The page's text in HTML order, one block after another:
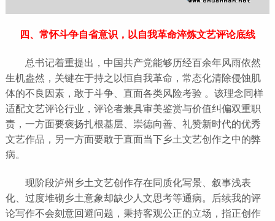
四、常怀斗争自省意识，以自我革命淬炼文艺评论底线
总书记着重提出，中国共产党能够历经百余年风雨依然
生机盎然，关键在于持之以恒自我革命，常态化清除侵蚀肌
体的不良因素，敢于斗争、直面各类风险考验 。该理念同样
适配文艺评论行业，评论者兼具审美鉴赏与价值纠偏双重职
责，一方面要褒扬扎根基层、崇德向善、礼赞新时代的优秀
文艺作品，另一方面要敢于直面当下乡土文艺创作之中的弊
病。
现阶段泸州乡土文艺创作存在同质化写景、叙事浅表
化、过度堆砌乡土意象却缺少人文思考等通病。后续我的评
论写作不会刻意回避问题，秉持客观公正的立场，指正创作